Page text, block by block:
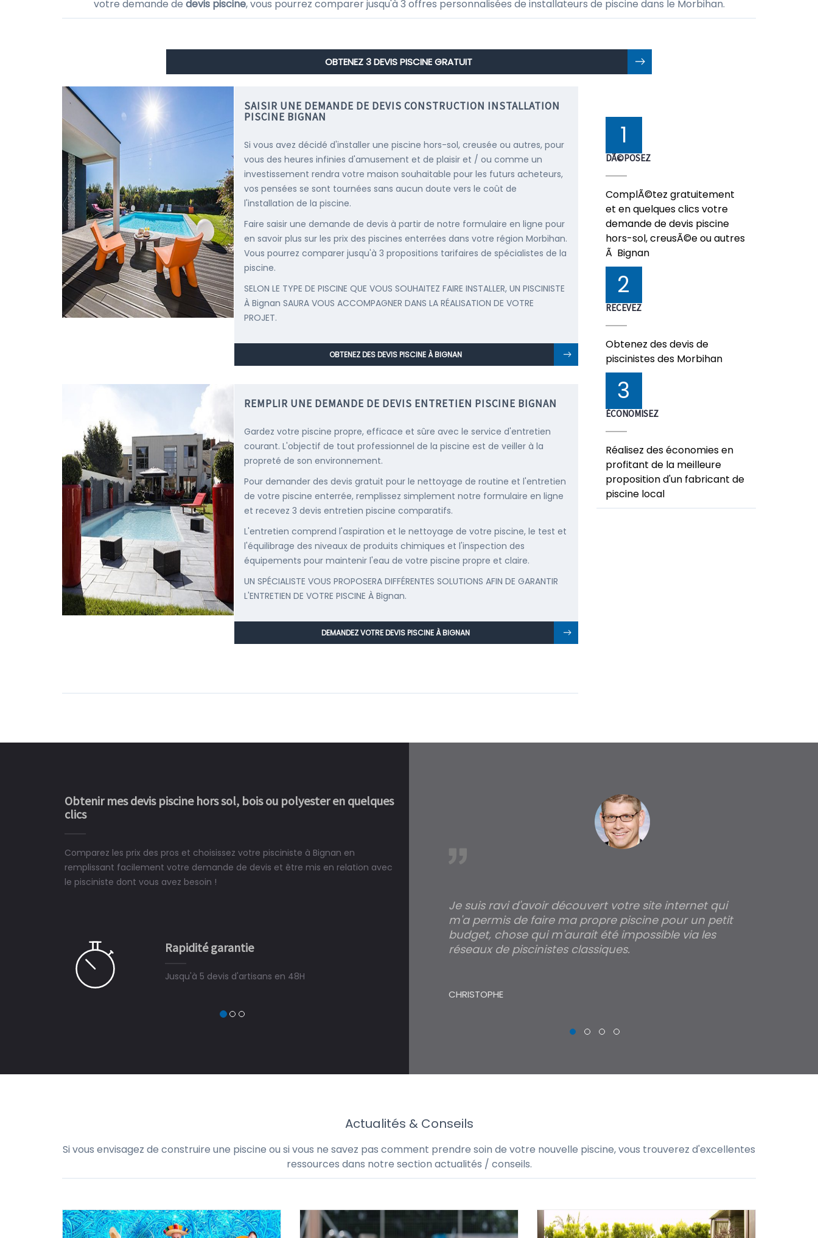
votre demande de devis piscine, vous pourrez comparer jusqu'à 3 offres personnalisées de installateurs de piscine dans le Morbihan.
OBTENEZ 3 DEVIS PISCINE GRATUIT
SAISIR UNE DEMANDE DE DEVIS CONSTRUCTION INSTALLATION
PISCINE BIGNAN
Si vous avez décidé d'installer une piscine hors-sol, creusée ou autres, pour
vous des heures infinies d'amusement et de plaisir et / ou comme un
investissement rendra votre maison souhaitable pour les futurs acheteurs,
vos pensées se sont tournées sans aucun doute vers le coût de
l'installation de la piscine.
Faire saisir une demande de devis à partir de notre formulaire en ligne pour
en savoir plus sur les prix des piscines enterrées dans votre région Morbihan.
Vous pourrez comparer jusqu'à 3 propositions tarifaires de spécialistes de la
piscine.
SELON LE TYPE DE PISCINE QUE VOUS SOUHAITEZ FAIRE INSTALLER, UN PISCINISTE
À Bignan SAURA VOUS ACCOMPAGNER DANS LA RÉALISATION DE VOTRE
PROJET.
OBTENEZ DES DEVIS PISCINE À BIGNAN
REMPLIR UNE DEMANDE DE DEVIS ENTRETIEN PISCINE BIGNAN
Gardez votre piscine propre, efficace et sûre avec le service d'entretien
courant. L'objectif de tout professionnel de la piscine est de veiller à la
propreté de son environnement.
Pour demander des devis gratuit pour le nettoyage de routine et l'entretien
de votre piscine enterrée, remplissez simplement notre formulaire en ligne
et recevez 3 devis entretien piscine comparatifs.
L'entretien comprend l'aspiration et le nettoyage de votre piscine, le test et
l'équilibrage des niveaux de produits chimiques et l'inspection des
équipements pour maintenir l'eau de votre piscine propre et claire.
UN SPÉCIALISTE VOUS PROPOSERA DIFFÉRENTES SOLUTIONS AFIN DE GARANTIR
L'ENTRETIEN DE VOTRE PISCINE À Bignan.
DEMANDEZ VOTRE DEVIS PISCINE À BIGNAN
1
DÃ©POSEZ
ComplÃ©tez gratuitement
et en quelques clics votre
demande de devis piscine
hors-sol, creusÃ©e ou autres
Ã Bignan
2
RECEVEZ
Obtenez des devis de
piscinistes des Morbihan
3
ÉCONOMISEZ
Réalisez des économies en
profitant de la meilleure
proposition d'un fabricant de
piscine local
Obtenir mes devis piscine hors sol, bois ou polyester en quelques
clics
Comparez les prix des pros et choisissez votre pisciniste à Bignan en
remplissant facilement votre demande de devis et être mis en relation avec
le pisciniste dont vous avez besoin !
Rapidité garantie
Jusqu'à 5 devis d'artisans en 48H
ne peut plus s'en passer.
Le rêve devient enfin réalité, une piscine est bien
construit chez moi.
Je suis ravi d'avoir découvert votre site internet qui
m'a permis de faire ma propre piscine pour un petit
budget, chose qui m'aurait été impossible via les
réseaux de piscinistes classiques.
CHRISTOPHE
Actualités & Conseils
Si vous envisagez de construire une piscine ou si vous ne savez pas comment prendre soin de votre nouvelle piscine, vous trouverez d'excellentes
ressources dans notre section actualités / conseils.